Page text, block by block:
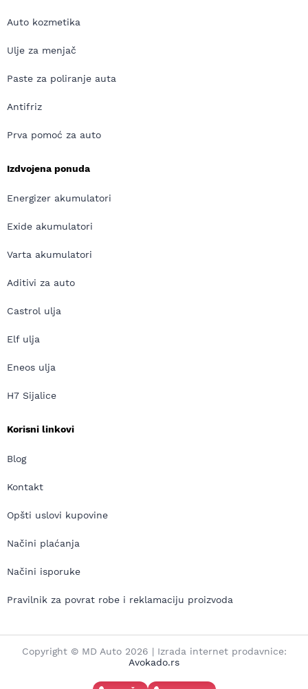
Auto kozmetika
Ulje za menjač
Paste za poliranje auta
Antifriz
Prva pomoć za auto
Izdvojena ponuda
Energizer akumulatori
Exide akumulatori
Varta akumulatori
Aditivi za auto
Castrol ulja
Elf ulja
Eneos ulja
H7 Sijalice
Korisni linkovi
Blog
Kontakt
Opšti uslovi kupovine
Načini plaćanja
Načini isporuke
Pravilnik za povrat robe i reklamaciju proizvoda
Copyright © MD Auto 2026 | Izrada internet prodavnice:
Avokado.rs